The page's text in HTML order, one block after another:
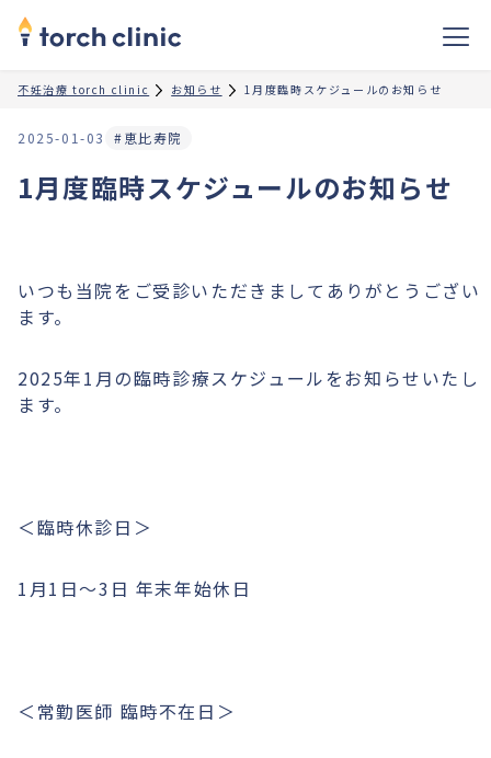
不妊治療 torch clinic お知らせ 1月度臨時スケジュールのお知らせ
2025-01-03 #恵比寿院
1月度臨時スケジュールのお知らせ
いつも当院をご受診いただきましてありがとうござい
ます。
2025年1月の臨時診療スケジュールをお知らせいたし
ます。
＜臨時休診日＞
1月1日〜3日 年末年始休日
＜常勤医師 臨時不在日＞